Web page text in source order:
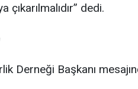
çıkarılmalıdır” dedi.
Derneği Başkanı